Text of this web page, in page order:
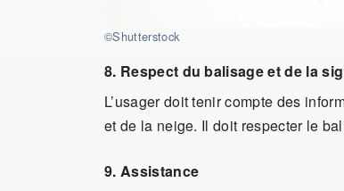
©Shutterstock
8. Respect du balisage et de la
L’usager doit tenir compte des
et de la neige. Il doit respecter le
9. Assistance